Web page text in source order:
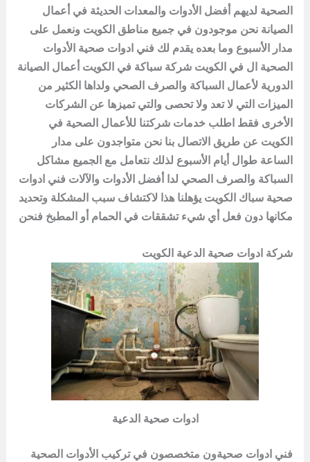
الصحية لديهم أفضل الأدوات والمعدات الحديثة في أعمال
الصيانة نحن موجودون في جميع مناطق الكويت ونعمل على
مدار الأسبوع وما بعده يقدم لك فني ادوات صحية الأدوات
الصحية ال في الكويت شركة سباكة في الكويت أعمال الصيانة
الدورية لأعمال السباكة والصرف الصحي ولداها الكثير من
الميزات التي لا تعد ولا تحصى والتي تميزها عن الشركات
الأخرى فقط اطلب خدمات شركتنا للأعمال الصحية في
الكويت عن طريق الاتصال بنا نحن متواجدون على مدار
الساعة طوال أيام الأسبوع لذلك نتعامل مع الجميع مشاكل
السباكة والصرف الصحي لدا أفضل الأدوات والآلات فني ادوات
صحية سباك الكويت يؤهلنا هذا لاكتشاف سبب المشكلة وتحديد
مكانها دون فعل أي شيء تشققات في الحمام أو المطبخ فنحن
شركة ادوات صحية الدعية الكويت
ادوات صحية الدعية
فني ادوات صحيةون متخصصون في تركيب الأدوات الصحية